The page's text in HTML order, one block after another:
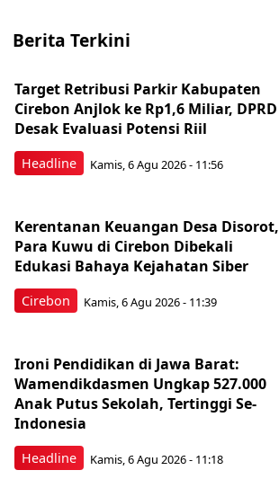
Berita Terkini
Headline
Target Retribusi Parkir Kabupaten
Cirebon Anjlok ke Rp1,6 Miliar, DPRD
Desak Evaluasi Potensi Riil
Kamis, 6 Agu 2026 - 11:56
Cirebon
Kerentanan Keuangan Desa Disorot,
Para Kuwu di Cirebon Dibekali
Edukasi Bahaya Kejahatan Siber
Kamis, 6 Agu 2026 - 11:39
Headline
Ironi Pendidikan di Jawa Barat:
Wamendikdasmen Ungkap 527.000
Anak Putus Sekolah, Tertinggi Se-
Indonesia
Kamis, 6 Agu 2026 - 11:18